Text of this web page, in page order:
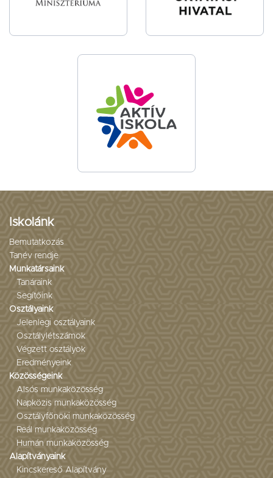
Iskolánk
Bemutatkozás
Tanév rendje
Munkatársaink
Tanáraink
Segítőink
Osztályaink
Jelenlegi osztályaink
Osztálylétszámok
Végzett osztályok
Eredményeink
Közösségeink
Alsós munkaközösség
Napközis munkaközösség
Osztályfőnöki munkaközösség
Reál munkaközösség
Humán munkaközösség
Alapítványaink
Kincskereső Alapítvány